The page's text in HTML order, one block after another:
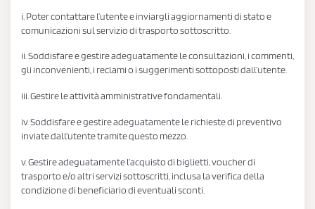
i. Poter contattare l’utente e inviargli aggiornamenti di stato e
comunicazioni sul servizio di trasporto sottoscritto.
ii. Soddisfare e gestire adeguatamente le consultazioni, i commenti,
gli inconvenienti, i reclami o i suggerimenti sottoposti dall’utente.
iii. Gestire le attività amministrative fondamentali.
iv. Soddisfare e gestire adeguatamente le richieste di preventivo
inviate dall'utente tramite questo mezzo.
v. Gestire adeguatamente l’acquisto di biglietti, voucher di
trasporto e/o altri servizi sottoscritti, inclusa la verifica della
condizione di beneficiario di eventuali sconti.